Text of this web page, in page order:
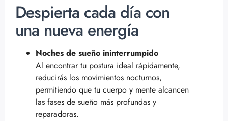
Despierta cada día con
una nueva energía
Noches de sueño ininterrumpido
Al encontrar tu postura ideal rápidamente,
reducirás los movimientos nocturnos,
permitiendo que tu cuerpo y mente alcancen
las fases de sueño más profundas y
reparadoras.